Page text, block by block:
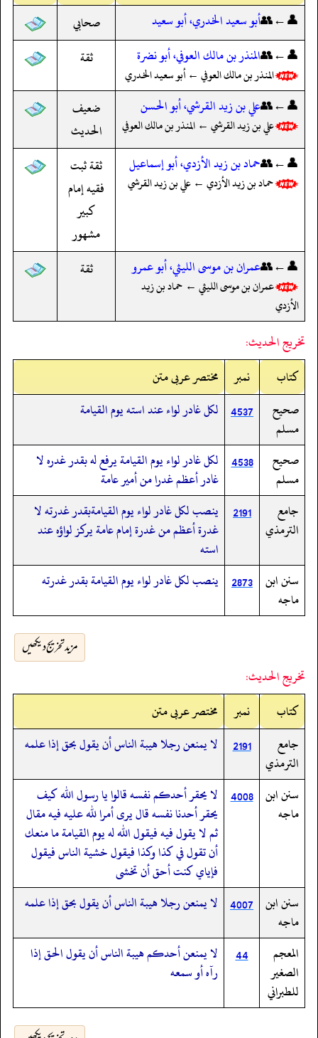
👤←👥أبو سعيد الخدري، أبو سعيد
صحابي
👤←👥المنذر بن مالك العوفي، أبو نضرة
المنذر بن مالك العوفي ← أبو سعيد الخدري
ثقة
👤←👥علي بن زيد القرشي، أبو الحسن
علي بن زيد القرشي ← المنذر بن مالك العوفي
ضعيف
الحديث
👤←👥حماد بن زيد الأزدي، أبو إسماعيل
حماد بن زيد الأزدي ← علي بن زيد القرشي
ثقة ثبت
فقيه إمام
كبير
مشهور
👤←👥عمران بن موسى الليثي، أبو عمرو
عمران بن موسى الليثي ← حماد بن زيد
الأزدي
ثقة
تخريج الحديث:
کتاب
نمبر
مختصر عربی متن
صحيح
مسلم
4537 لكل غادر لواء عند استه يوم القيامة
صحيح
مسلم
4538 لكل غادر لواء يوم القيامة يرفع له بقدر غدره لا
غادر أعظم غدرا من أمير عامة
جامع
الترمذي
2191
ينصب لكل غادر لواء يوم القيامةبقدر غدرته لا
غدرة أعظم من غدرة إمام عامة يركز لواؤه عند
استه
سنن ابن
ماجه
2873 ينصب لكل غادر لواء يوم القيامة بقدر غدرته
مزید تخریج دیکھیں
تخريج الحديث:
کتاب
نمبر
مختصر عربی متن
جامع
الترمذي
2191 لا يمنعن رجلا هيبة الناس أن يقول بحق إذا علمه
سنن ابن
ماجه
4008 لا يحقر أحدكم نفسه قالوا يا رسول الله كيف
يحقر أحدنا نفسه قال يرى أمرا لله عليه فيه مقال
ثم لا يقول فيه فيقول الله له يوم القيامة ما منعك
أن تقول في كذا وكذا فيقول خشية الناس فيقول
فإياي كنت أحق أن تخشى
سنن ابن
ماجه
4007 لا يمنعن رجلا هيبة الناس أن يقول بحق إذا علمه
المعجم
الصغير
للطبراني
44
لا يمنعن أحدكم هيبة الناس أن يقول الحق إذا
رآه أو سمعه